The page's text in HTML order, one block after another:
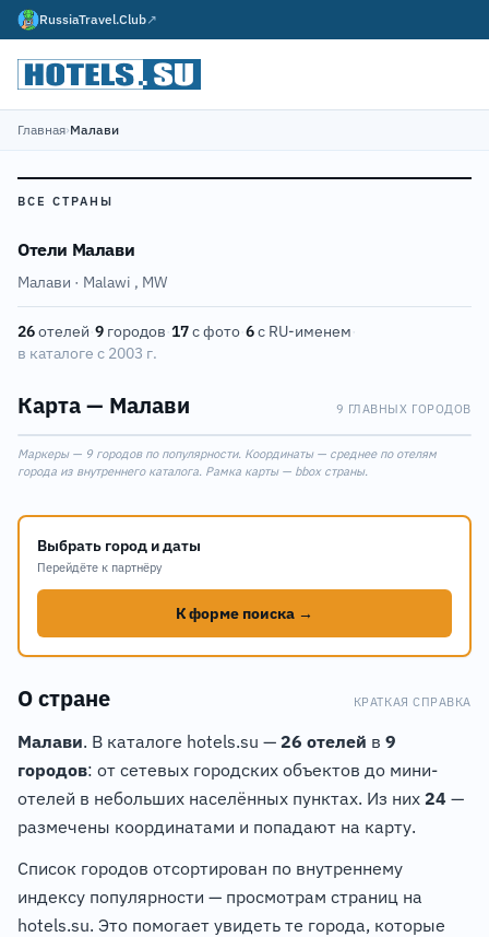
RussiaTravel.Club↗
Главная›Малави
ВСЕ СТРАНЫ
Отели Малави
Малави · Malawi , MW
26отелей·9 городов·17с фото·6с RU-именем·
в каталоге с 2003 г.
Карта — Малави 9 ГЛАВНЫХ ГОРОДОВ
+
Маркеры — 9 городов по популярности. Координаты — среднее по отелям
города из внутреннего каталога. Рамка карты — bbox страны.
Выбрать город и даты
Перейдёте к партнёру
К форме поиска →
О стране КРАТКАЯ СПРАВКА
Малави. В каталоге hotels.su — 26 отелей в 9
городов: от сетевых городских объектов до мини-
отелей в небольших населённых пунктах. Из них 24 —
размечены координатами и попадают на карту.
Список городов отсортирован по внутреннему
индексу популярности — просмотрам страниц на
hotels.su. Это помогает увидеть те города, которые